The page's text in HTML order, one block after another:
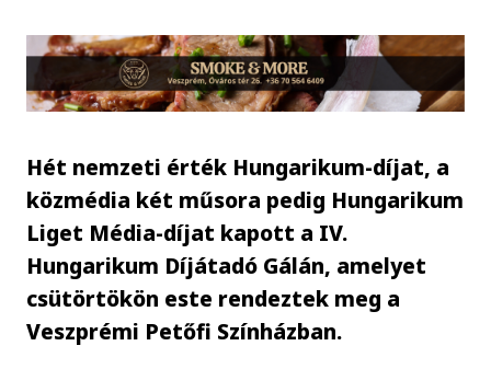
Hét nemzeti érték Hungarikum-díjat, a
közmédia két műsora pedig Hungarikum
Liget Média-díjat kapott a IV.
Hungarikum Díjátadó Gálán, amelyet
csütörtökön este rendeztek meg a
Veszprémi Petőfi Színházban.